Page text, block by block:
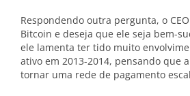
Respondendo outra pergunta, o
Bitcoin e deseja que ele seja bem-
ele lamenta ter tido muito
ativo em 2013-2014, pensando que
tornar uma rede de pagamento